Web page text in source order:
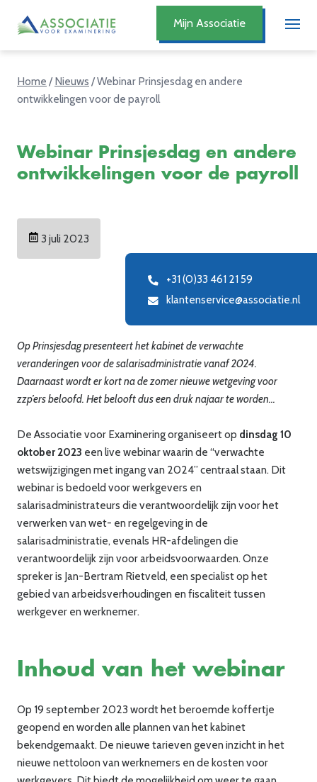
Mijn Associatie
Home /Nieuws /Webinar Prinsjesdag en andere
ontwikkelingen voor de payroll
Webinar Prinsjesdag en andere
ontwikkelingen voor de payroll
3 juli 2023
+31 (0)33 461 21 59
klantenservice@associatie.nl
Op Prinsjesdag presenteert het kabinet de verwachte
veranderingen voor de salarisadministratie vanaf 2024.
Daarnaast wordt er kort na de zomer nieuwe wetgeving voor
zzp’ers beloofd. Het belooft dus een druk najaar te worden…
De Associatie voor Examinering organiseert op dinsdag 10
oktober 2023 een live webinar waarin de “verwachte
wetswijzigingen met ingang van 2024” centraal staan. Dit
webinar is bedoeld voor werkgevers en
salarisadministrateurs die verantwoordelijk zijn voor het
verwerken van wet- en regelgeving in de
salarisadministratie, evenals HR-afdelingen die
verantwoordelijk zijn voor arbeidsvoorwaarden. Onze
spreker is Jan-Bertram Rietveld, een specialist op het
gebied van arbeidsverhoudingen en fiscaliteit tussen
werkgever en werknemer.
Inhoud van het webinar
Op 19 september 2023 wordt het beroemde koffertje
geopend en worden alle plannen van het kabinet
bekendgemaakt. De nieuwe tarieven geven inzicht in het
nieuwe nettoloon van werknemers en de kosten voor